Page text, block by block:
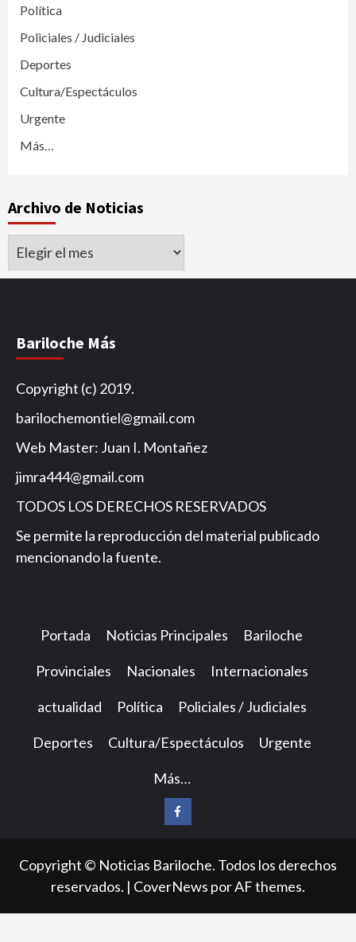
Política
Policiales / Judiciales
Deportes
Cultura/Espectáculos
Urgente
Más…
Archivo de Noticias
Archivo
Bariloche Más
Copyright (c) 2019.
barilochemontiel@gmail.com
Web Master: Juan I. Montañez
jimra444@gmail.com
TODOS LOS DERECHOS RESERVADOS
Se permite la reproducción del material publicado
mencionando la fuente.
Portada Noticias Principales Bariloche
Provinciales Nacionales Internacionales
actualidad Política Policiales / Judiciales
Deportes Cultura/Espectáculos Urgente
Más…
Facebook
Copyright © Noticias Bariloche. Todos los derechos
reservados. | CoverNews por AF themes.